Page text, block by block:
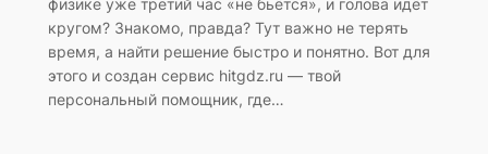
кругом? Знакомо, правда? Тут важно не терять
время, а найти решение быстро и понятно. Вот для
этого и создан сервис hitgdz.ru — твой
персональный помощник, где…